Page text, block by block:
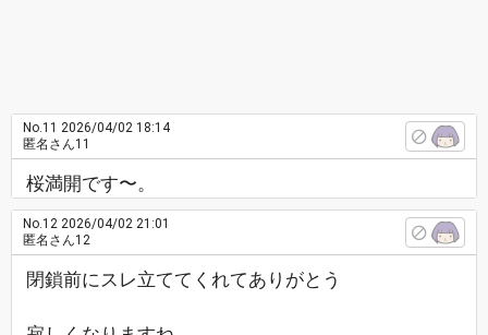
No.11 2026/04/02 18:14
匿名さん11
桜満開です〜。
No.12 2026/04/02 21:01
匿名さん12
閉鎖前にスレ立ててくれてありがとう